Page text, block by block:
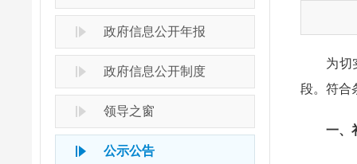
政府信息公开年报
政府信息公开制度
领导之窗
公示公告
为切实
段。符合
一、